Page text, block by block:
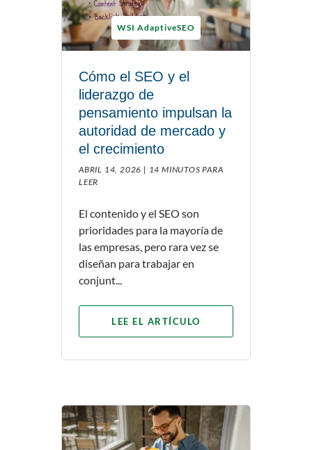
WSI AdaptiveSEO
Cómo el SEO y el
liderazgo de
pensamiento impulsan la
autoridad de mercado y
el crecimiento
ABRIL 14, 2026 | 14 MINUTOS PARA
LEER
El contenido y el SEO son
prioridades para la mayoría de
las empresas, pero rara vez se
diseñan para trabajar en
conjunt...
LEE EL ARTÍCULO